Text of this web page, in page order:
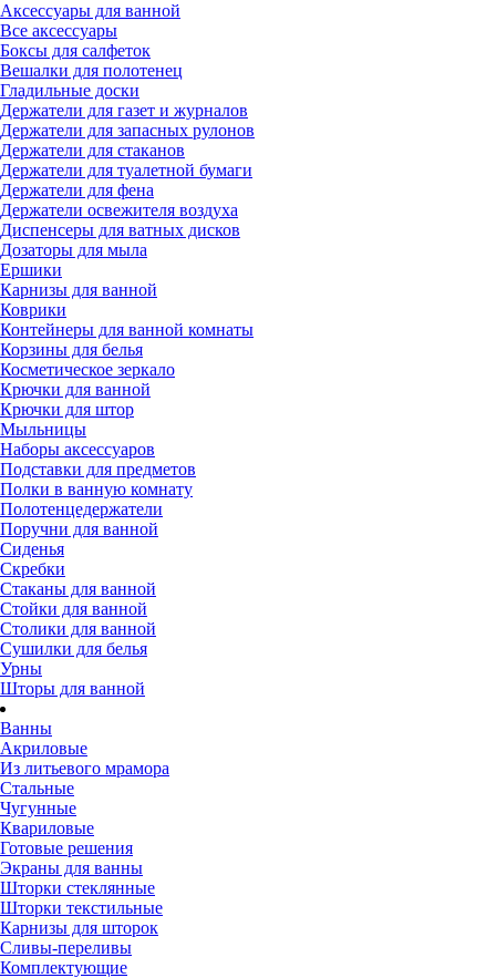
Аксессуары для ванной
Все аксессуары
Боксы для салфеток
Вешалки для полотенец
Гладильные доски
Держатели для газет и журналов
Держатели для запасных рулонов
Держатели для стаканов
Держатели для туалетной бумаги
Держатели для фена
Держатели освежителя воздуха
Диспенсеры для ватных дисков
Дозаторы для мыла
Ершики
Карнизы для ванной
Коврики
Контейнеры для ванной комнаты
Корзины для белья
Косметическое зеркало
Крючки для ванной
Крючки для штор
Мыльницы
Наборы аксессуаров
Подставки для предметов
Полки в ванную комнату
Полотенцедержатели
Поручни для ванной
Сиденья
Скребки
Стаканы для ванной
Стойки для ванной
Столики для ванной
Сушилки для белья
Урны
Шторы для ванной
Ванны
Акриловые
Из литьевого мрамора
Стальные
Чугунные
Квариловые
Готовые решения
Экраны для ванны
Шторки стеклянные
Шторки текстильные
Карнизы для шторок
Сливы-переливы
Комплектующие